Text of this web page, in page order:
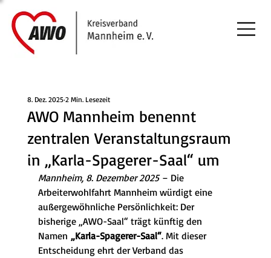
AWO Mannheim benennt
zentralen Veranstaltungsraum
in „Karla-Spagerer-Saal“ um
8. Dez. 2025 2 Min. Lesezeit
Mannheim, 8. Dezember 2025 – Die
Arbeiterwohlfahrt Mannheim würdigt eine
außergewöhnliche Persönlichkeit: Der
bisherige „AWO-Saal“ trägt künftig den
Namen „Karla-Spagerer-Saal“. Mit dieser
Entscheidung ehrt der Verband das